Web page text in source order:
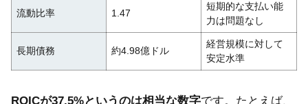
流動比率 1.47
短期的な支払い能
力は問題なし
長期債務 約4.98億ドル
経営規模に対して
安定水準
ROICが37.5%というのは相当な数字です。たとえば、